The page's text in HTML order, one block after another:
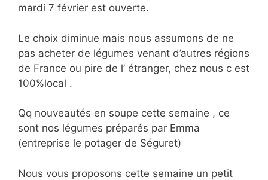
mardi 7 février est ouverte.
Le choix diminue mais nous assumons de ne
pas acheter de légumes venant d’autres régions
de France ou pire de l’ étranger, chez nous c est
100%local .
Qq nouveautés en soupe cette semaine , ce
sont nos légumes préparés par Emma
(entreprise le potager de Séguret)
Nous vous proposons cette semaine un petit